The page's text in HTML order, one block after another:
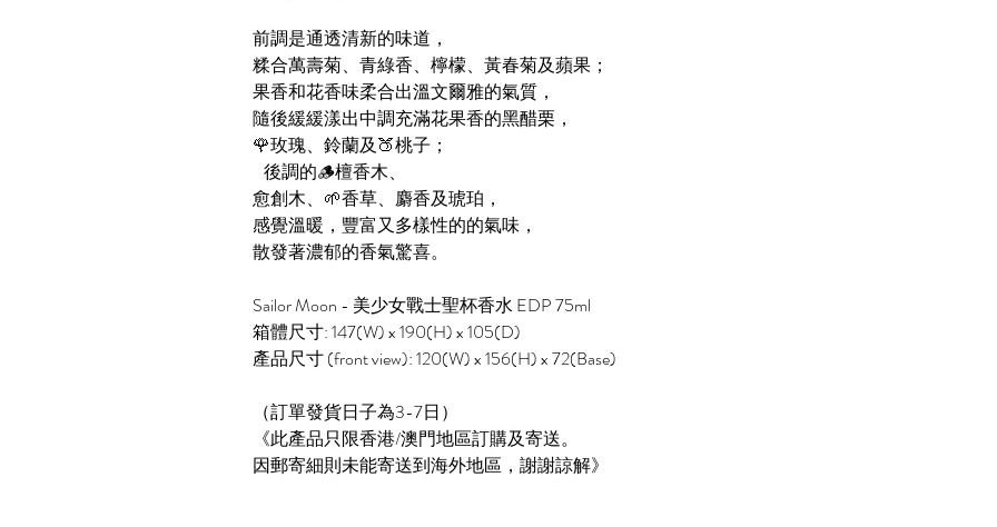
前調是通透清新的味道，
糅合萬壽菊、青綠香、檸檬、黃春菊及蘋果；
果香和花香味柔合出溫文爾雅的氣質，
隨後緩緩漾出中調充滿花果香的黑醋栗，
🌹玫瑰、鈴蘭及🍑桃子；
後調的🪵檀香木、
愈創木、🌱香草、麝香及琥珀，
感覺溫暖，豐富又多樣性的的氣味，
散發著濃郁的香氣驚喜。
Sailor Moon - 美少女戰士聖杯香水 EDP 75ml
箱體尺寸: 147(W) x 190(H) x 105(D)
產品尺寸 (front view): 120(W) x 156(H) x 72(Base)
（訂單發貨日子為3-7日）
《此產品只限香港/澳門地區訂購及寄送。
因郵寄細則未能寄送到海外地區，謝謝諒解》